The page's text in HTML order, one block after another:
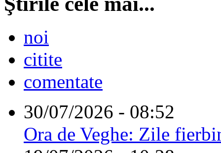
noi
citite
comentate
30/07/2026 - 08:52
Ora de Veghe: Zile